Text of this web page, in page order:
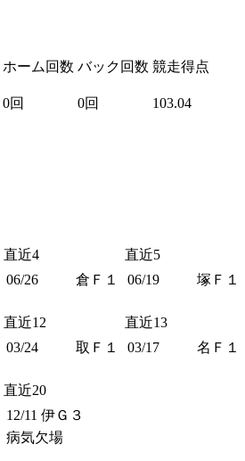
ホーム回数 バック回数 競走得点
0回 0回 103.04
直近4 直近5
06/26 倉Ｆ１ 06/19 塚Ｆ１
直近12 直近13
03/24 取Ｆ１ 03/17 名Ｆ１
直近20
12/11 伊Ｇ３
病気欠場